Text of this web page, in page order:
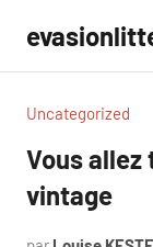
contenu
Uncategorized
Vous
vintage